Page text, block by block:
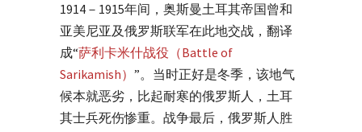
1914－1915年间，奥斯曼土耳其帝国曾和
亚美尼亚及俄罗斯联军在此地交战，翻译
成“萨利卡米什战役（Battle of
Sarikamish） ”。当时正好是冬季，该地气
候本就恶劣，比起耐寒的俄罗斯人，土耳
其士兵死伤惨重。战争最后，俄罗斯人胜